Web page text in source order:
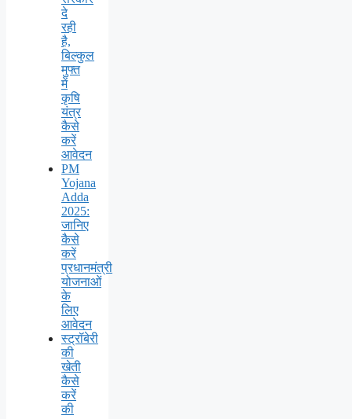
दे
रही
है,
बिल्कुल
मुफ्त
में
कृषि
यंत्र
कैसे
करें
आवेदन
PM
Yojana
Adda
2025:
जानिए
कैसे
करें
प्रधानमंत्री
योजनाओं
के
लिए
आवेदन
स्ट्रॉबेरी
की
खेती
कैसे
करें
की